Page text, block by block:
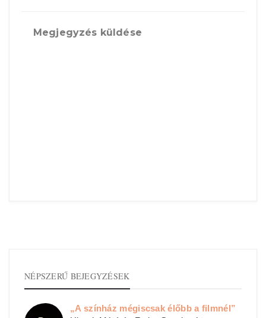
Megjegyzés küldése
NÉPSZERŰ BEJEGYZÉSEK
„A színház mégiscsak élőbb a filmnél”